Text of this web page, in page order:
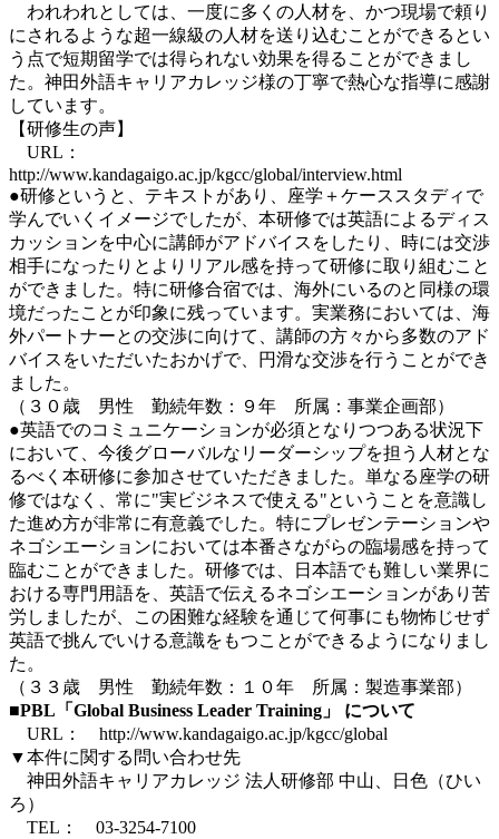
われわれとしては、一度に多くの人材を、かつ現場で頼り
にされるような超一線級の人材を送り込むことができるとい
う点で短期留学では得られない効果を得ることができまし
た。神田外語キャリアカレッジ様の丁寧で熱心な指導に感謝
しています。
【研修生の声】
URL：
http://www.kandagaigo.ac.jp/kgcc/global/interview.html
●研修というと、テキストがあり、座学＋ケーススタディで
学んでいくイメージでしたが、本研修では英語によるディス
カッションを中心に講師がアドバイスをしたり、時には交渉
相手になったりとよりリアル感を持って研修に取り組むこと
ができました。特に研修合宿では、海外にいるのと同様の環
境だったことが印象に残っています。実業務においては、海
外パートナーとの交渉に向けて、講師の方々から多数のアド
バイスをいただいたおかげで、円滑な交渉を行うことができ
ました。
（３０歳 男性 勤続年数：９年 所属：事業企画部）
●英語でのコミュニケーションが必須となりつつある状況下
において、今後グローバルなリーダーシップを担う人材とな
るべく本研修に参加させていただきました。単なる座学の研
修ではなく、常に"実ビジネスで使える"ということを意識し
た進め方が非常に有意義でした。特にプレゼンテーションや
ネゴシエーションにおいては本番さながらの臨場感を持って
臨むことができました。研修では、日本語でも難しい業界に
おける専門用語を、英語で伝えるネゴシエーションがあり苦
労しましたが、この困難な経験を通じて何事にも物怖じせず
英語で挑んでいける意識をもつことができるようになりまし
た。
（３３歳 男性 勤続年数：１０年 所属：製造事業部）
■PBL「Global Business Leader Training」 について
URL： http://www.kandagaigo.ac.jp/kgcc/global
▼本件に関する問い合わせ先
神田外語キャリアカレッジ 法人研修部 中山、日色（ひい
ろ）
TEL： 03-3254-7100